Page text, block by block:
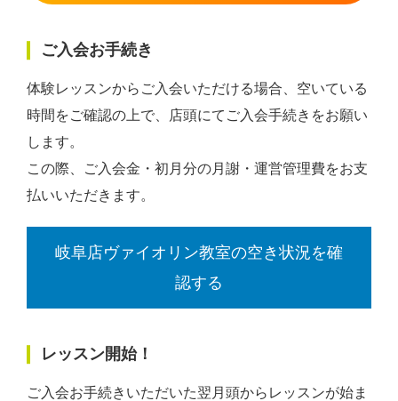
ご入会お手続き
体験レッスンからご入会いただける場合、空いている
時間をご確認の上で、店頭にてご入会手続きをお願い
します。
この際、ご入会金・初月分の月謝・運営管理費をお支
払いいただきます。
岐阜店ヴァイオリン教室の空き状況を確
認する
レッスン開始！
ご入会お手続きいただいた翌月頭からレッスンが始ま